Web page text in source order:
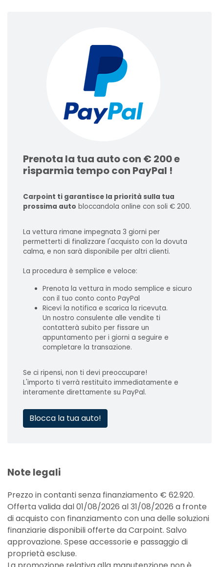
Prenota la tua auto con € 200 e
risparmia tempo con PayPal !
Carpoint ti garantisce la priorità sulla tua
prossima auto bloccandola online con soli € 200.
La vettura rimane impegnata 3 giorni per
permetterti di finalizzare l'acquisto con la dovuta
calma, e non sarà disponibile per altri clienti.
La procedura è semplice e veloce:
Prenota la vettura in modo semplice e sicuro
con il tuo conto conto PayPal
Ricevi la notifica e scarica la ricevuta.
Un nostro consulente alle vendite ti
contatterà subito per fissare un
appuntamento per i giorni a seguire e
completare la transazione.
Se ci ripensi, non ti devi preoccupare!
L'importo ti verrà restituito immediatamente e
interamente direttamente su PayPal.
Blocca la tua auto!
Note legali
Prezzo in contanti senza finanziamento € 62.920.
Offerta valida dal 01/08/2026 al 31/08/2026 a fronte
di acquisto con finanziamento con una delle soluzioni
finanziarie disponibili offerte da Carpoint. Salvo
approvazione. Spese accessorie e passaggio di
proprietà escluse.